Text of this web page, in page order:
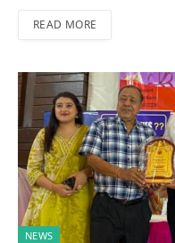
READ MORE
NEWS